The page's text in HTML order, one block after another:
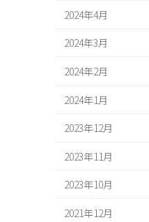
2024年4月
2024年3月
2024年2月
2024年1月
2023年12月
2023年11月
2023年10月
2021年12月